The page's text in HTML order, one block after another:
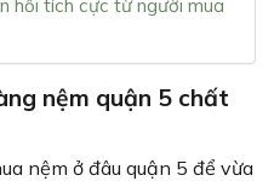
hồi tích cực từ người mua
nệm quận 5 chất
nệm ở đâu quận 5 để vừa